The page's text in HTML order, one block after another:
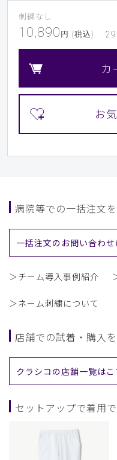
刺繍なし
10,890 円 (税込)
カ
病院等での一括注文
一括注文のお問い合わせ
＞チーム導入事例紹介
＞ネーム刺繍について
店舗での試着・購入
クラシコの店舗一覧はこ
セットアップで着用